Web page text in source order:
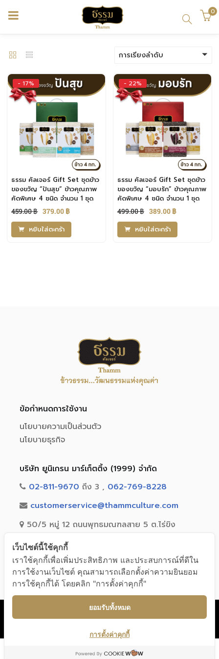
0
การเรียงลำดับ
- 17%
ธรรม คัลเจอร์ Gift Set ชุดข้าว
ของขวัญ “ปันสุข” ข้าวคุณภาพ
คัดพิเศษ 4 ชนิด จำนวน 1 ชุด
459.00฿ 379.00 ฿
หยิบใส่ตะกร้า
- 22%
ธรรม คัลเจอร์ Gift Set ชุดข้าว
ของขวัญ “มอบรัก” ข้าวคุณภาพ
คัดพิเศษ 4 ชนิด จำนวน 1 ชุด
499.00฿ 389.00 ฿
หยิบใส่ตะกร้า
ข้อกำหนดการใช้งาน
นโยบายความเป็นส่วนตัว
นโยบายธุรกิจ
บริษัท ยูนิเกรน มาร์เก็ตติ้ง (1999) จำกัด
02-811-9670 ถึง 3 , 062-769-8228
customerservice@thammculture.com
50/5 หมู่ 12 ถนนพุทธมณฑลสาย 5 ต.ไร่ขิง
© 2020 Unigrain marketing (1999) Co., Ltd. All Rights Reserved
เว็บไซต์นี้ใช้คุกกี้
เราใช้คุกกี้เพื่อเพิ่มประสิทธิภาพ และประสบการณ์ที่ดีใน
การใช้งานเว็บไซต์ คุณสามารถเลือกตั้งค่าความยินยอม
การใช้คุกกี้ได้ โดยคลิก "การตั้งค่าคุกกี้"
ยอมรับทั้งหมด
การตั้งค่าคุกกี้